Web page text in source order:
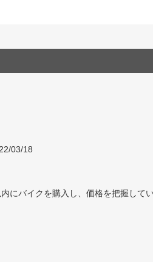
03/18
にバイクを購入し、価格を把握して